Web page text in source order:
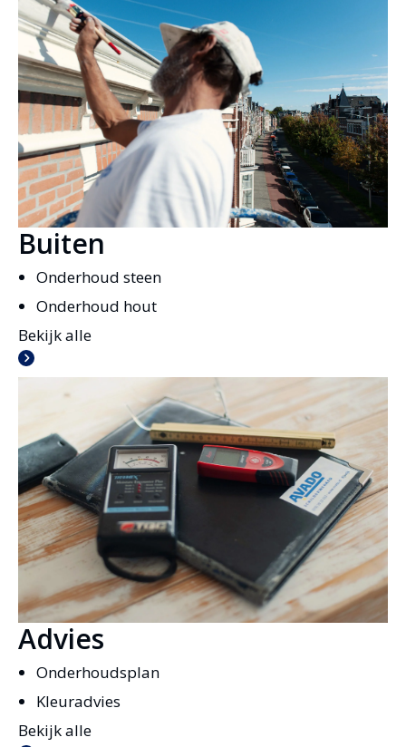
Buiten
Onderhoud steen
Onderhoud hout
Bekijk alle
Advies
Onderhoudsplan
Kleuradvies
Bekijk alle